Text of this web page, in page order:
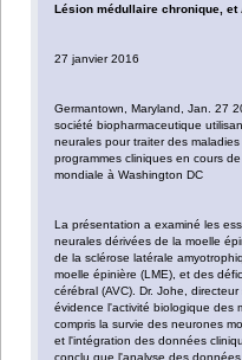
Lésion médullaire chronique, et
27 janvier 2016
Germantown, Maryland, Jan. 27
société biopharmaceutique
neurales pour traiter des
programmes cliniques en cours
mondiale à Washington DC
La présentation a examiné les
neurales dérivées de la moelle
de la sclérose latérale
moelle épinière (LME), et des
cérébral (AVC). Dr. Johe,
évidence l'activité biologique des
compris la survie des neurones
et l'intégration des données
conclu que l'analyse des